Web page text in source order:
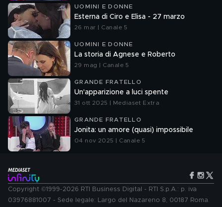
UOMINI E DONNE
Esterna di Ciro e Elisa - 27 marzo
26 mar | Canale 5
UOMINI E DONNE
La storia di Agnese e Roberto
29 mag | Canale 5
GRANDE FRATELLO
Un'apparizione a luci spente
31 ott 2025 | Mediaset Extra
GRANDE FRATELLO
Jonita: un amore (quasi) impossibile
04 nov 2025 | Canale 5
Copyright ©1999-2026 RTI Business Digital - RTI S.p.A.: p. iva
03976881007 - Sede legale: Largo del Nazareno 8, 00187 Roma.